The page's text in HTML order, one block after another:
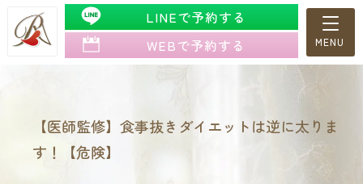
LINEで予約する
WEBで予約する
【医師監修】食事抜きダイエットは逆に太りま
す！【危険】